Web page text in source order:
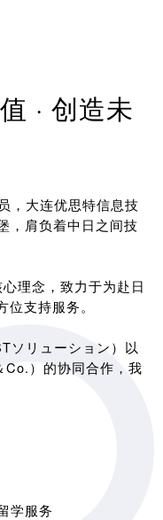
· 创造未
，大连优思特信息技
，肩负着中日之间技
理念，致力于为赴日
支持服务。
ソリューション）以
）的协同合作，我
学服务